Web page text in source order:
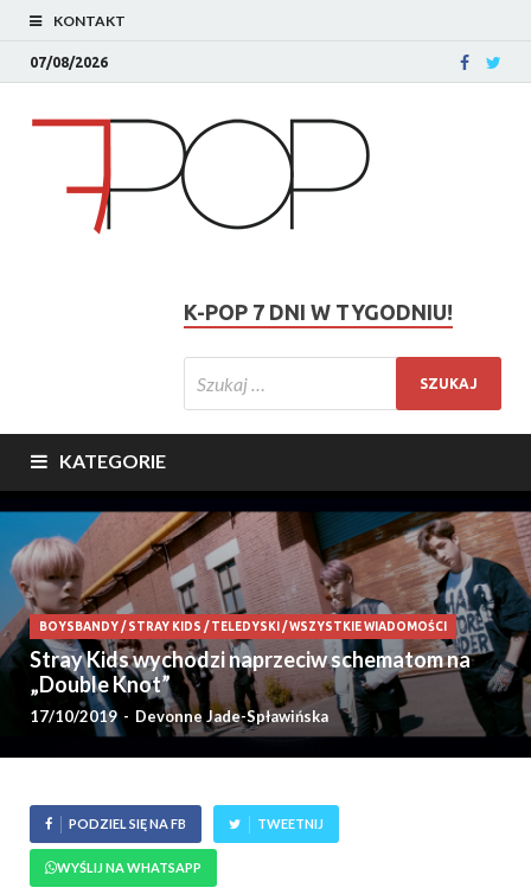
KONTAKT
07/08/2026
K-POP 7 DNI W TYGODNIU!
KATEGORIE
BOYSBANDY/STRAY KIDS /TELEDYSKI /WSZYSTKIE WIADOMOŚCI
Stray Kids wychodzi naprzeciw schematom na
„Double Knot”
17/10/2019- Devonne Jade-Spławińska
PODZIEL SIĘ NA FB TWEETNIJ
WYŚLIJ NA WHATSAPP